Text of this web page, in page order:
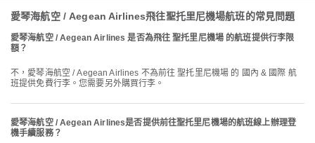
愛琴海航空 / Aegean Airlines飛往聖托里尼機場航班的常見問題
愛琴海航空 / Aegean Airlines 是否為飛往 聖托里尼機場 的航班提供行李限
額？
不，愛琴海航空 / Aegean Airlines 不為前往 聖托里尼機場 的 國內 & 國際 航
班提供免費行李。您需要另外購買行李。
愛琴海航空 / Aegean Airlines是否提供前往聖托里尼機場的航班線上辦理登
機手續服務？